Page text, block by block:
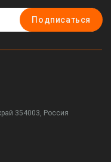
Подписаться
354003, Россия